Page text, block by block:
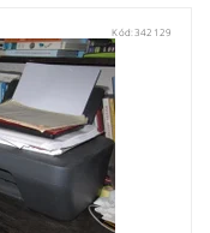
Kód: 342129